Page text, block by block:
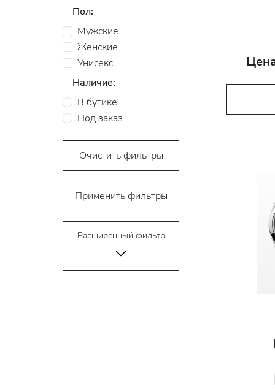
Пол:
Мужские
Женские
Унисекс
Наличие:
В бутике
Под заказ
Очистить фильтры
Применить фильтры
Расширенный фильтр